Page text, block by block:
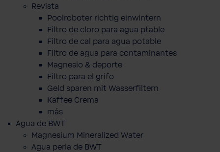
Revista
Poolroboter richtig einwintern
Filtro de cloro para agua ptable
Filtro de cal para agua potable
Filtro de agua para contaminantes
Magnesio & deporte
Filtro para el grifo
Geld sparen mit Wasserfiltern
Kaffee Crema
más
Agua de BWT
Magnesium Mineralized Water
Agua perla de BWT